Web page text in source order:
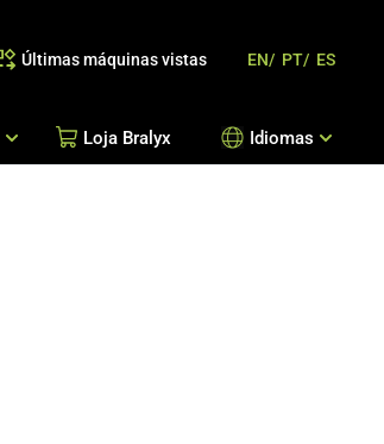
Loja Bralyx Idiomas
Últimas máquinas vistas EN/ PT/ ES